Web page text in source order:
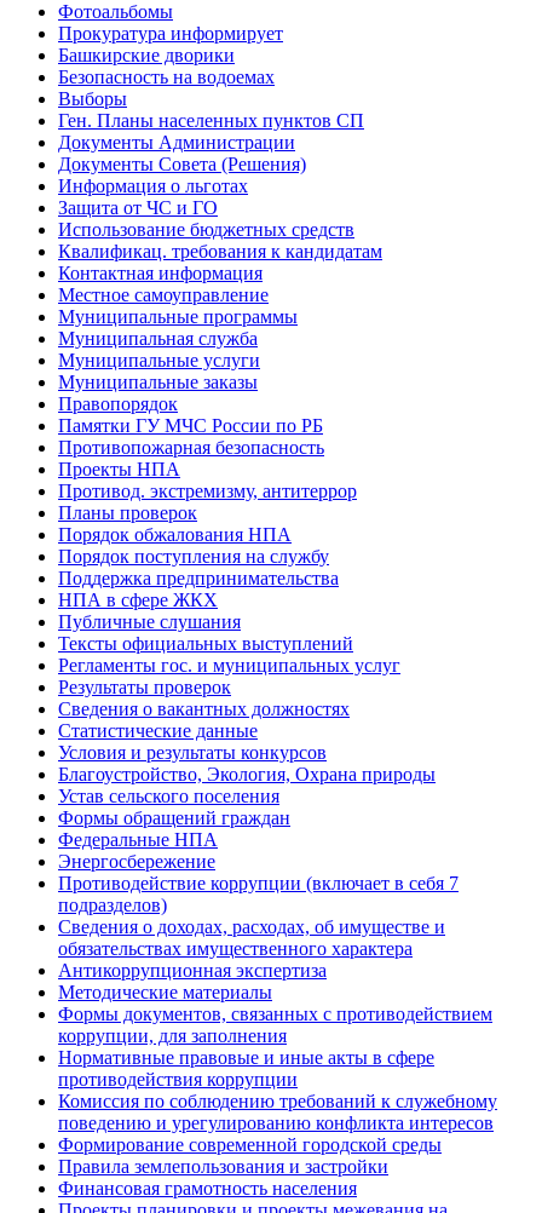
Фотоальбомы
Прокуратура информирует
Башкирские дворики
Безопасность на водоемах
Выборы
Ген. Планы населенных пунктов СП
Документы Администрации
Документы Совета (Решения)
Информация о льготах
Защита от ЧС и ГО
Использование бюджетных средств
Квалификац. требования к кандидатам
Контактная информация
Местное самоуправление
Муниципальные программы
Муниципальная служба
Муниципальные услуги
Муниципальные заказы
Правопорядок
Памятки ГУ МЧС России по РБ
Противопожарная безопасность
Проекты НПА
Противод. экстремизму, антитеррор
Планы проверок
Порядок обжалования НПА
Порядок поступления на службу
Поддержка предпринимательства
НПА в сфере ЖКХ
Публичные слушания
Тексты официальных выступлений
Регламенты гос. и муниципальных услуг
Результаты проверок
Сведения о вакантных должностях
Статистические данные
Условия и результаты конкурсов
Благоустройство, Экология, Охрана природы
Устав сельского поселения
Формы обращений граждан
Федеральные НПА
Энергосбережение
Противодействие коррупции (включает в себя 7
подразделов)
Сведения о доходах, расходах, об имуществе и
обязательствах имущественного характера
Антикоррупционная экспертиза
Методические материалы
Формы документов, связанных с противодействием
коррупции, для заполнения
Нормативные правовые и иные акты в сфере
противодействия коррупции
Комиссия по соблюдению требований к служебному
поведению и урегулированию конфликта интересов
Формирование современной городской среды
Правила землепользования и застройки
Финансовая грамотность населения